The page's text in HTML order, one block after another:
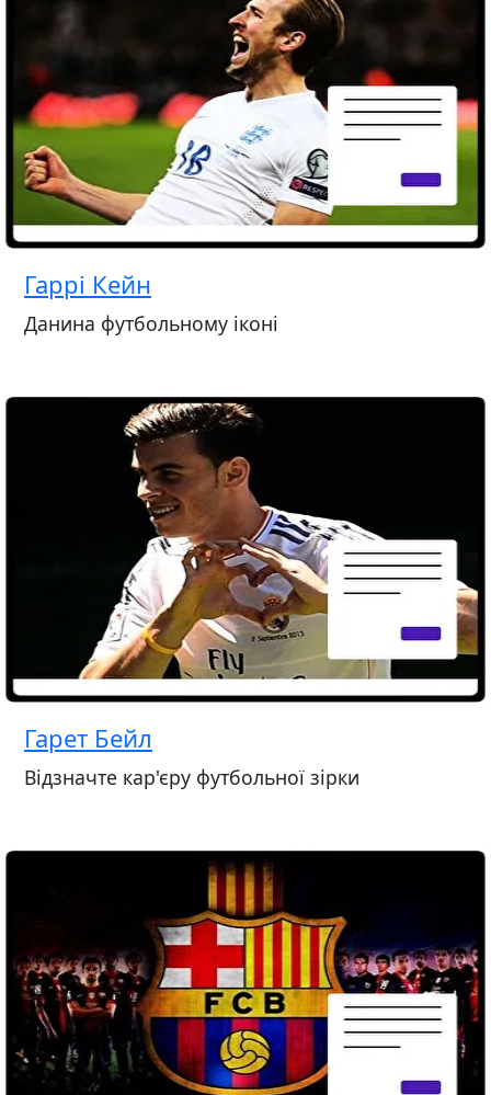
Гаррі Кейн
Данина футбольному іконі
Гарет Бейл
Відзначте кар'єру футбольної зірки